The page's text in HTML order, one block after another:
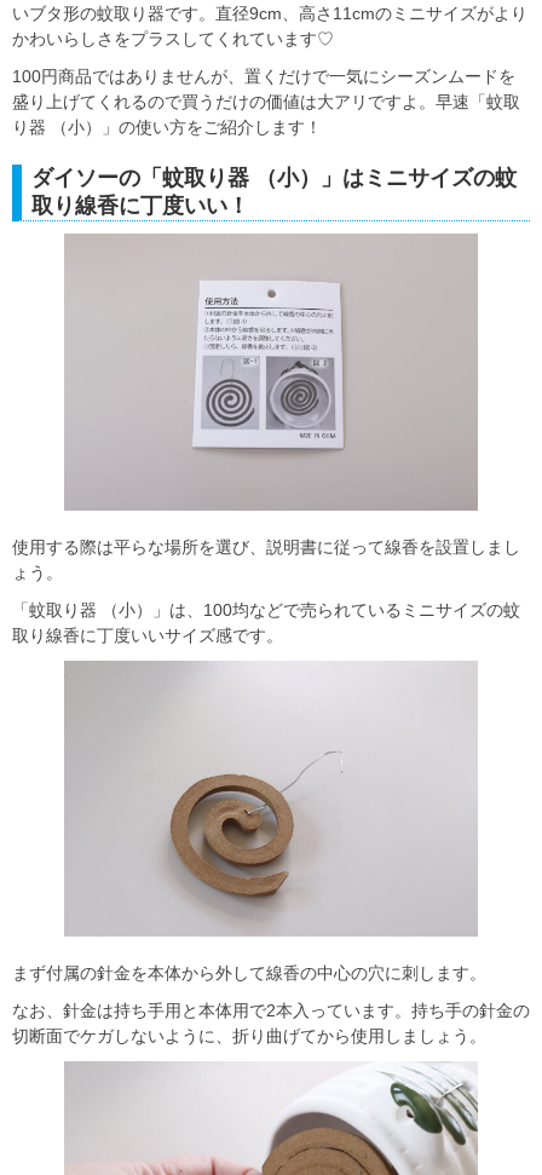
いブタ形の蚊取り器です。直径9cm、高さ11cmのミニサイズがより
かわいらしさをプラスしてくれています♡
100円商品ではありませんが、置くだけで一気にシーズンムードを
盛り上げてくれるので買うだけの価値は大アリですよ。早速「蚊取
り器 （小）」の使い方をご紹介します！
ダイソーの「蚊取り器 （小）」はミニサイズの蚊
取り線香に丁度いい！
使用する際は平らな場所を選び、説明書に従って線香を設置しまし
ょう。
「蚊取り器 （小）」は、100均などで売られているミニサイズの蚊
取り線香に丁度いいサイズ感です。
まず付属の針金を本体から外して線香の中心の穴に刺します。
なお、針金は持ち手用と本体用で2本入っています。持ち手の針金の
切断面でケガしないように、折り曲げてから使用しましょう。